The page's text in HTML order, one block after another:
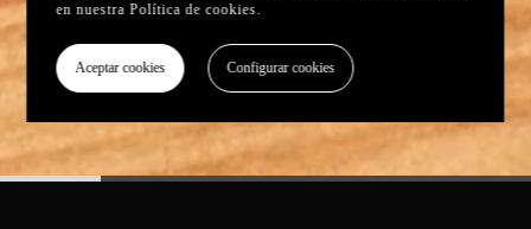
en nuestraPolítica de cookies.
Aceptar cookies Configurar cookies